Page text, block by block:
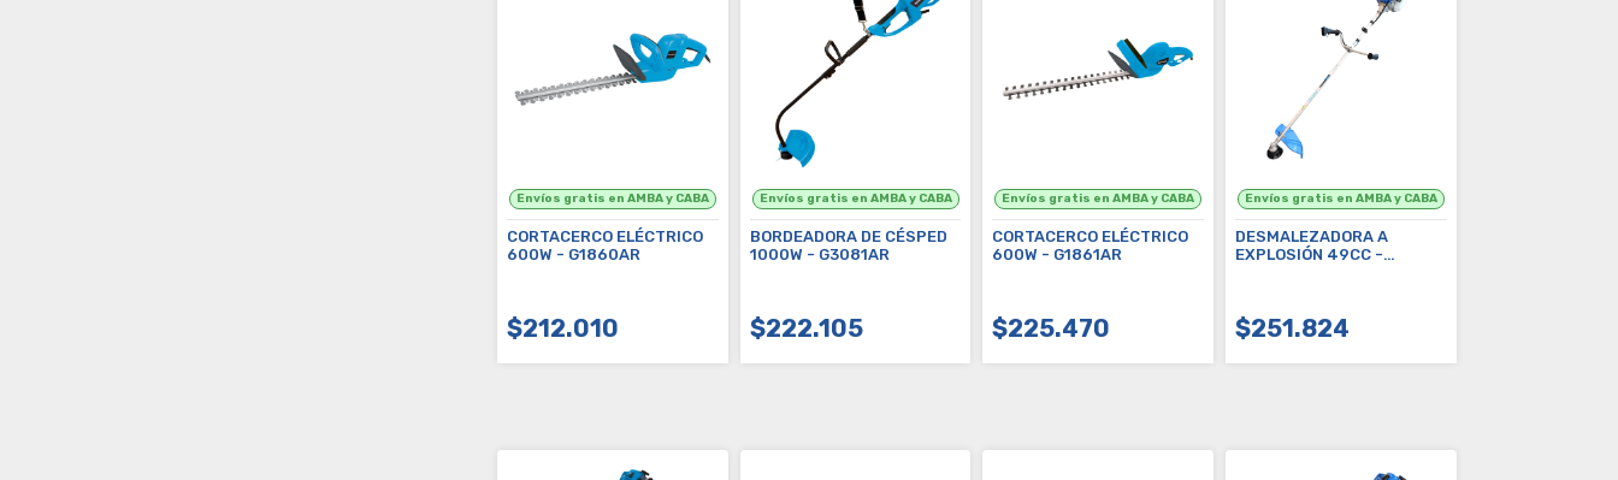
CORTACERCO ELÉCTRICO
600W - G1860AR
$212.010
COMPRAR
BORDEADORA DE CÉSPED
1000W - G3081AR
$222.105
COMPRAR
CORTACERCO ELÉCTRICO
600W - G1861AR
$225.470
COMPRAR
DESMALEZADORA A
EXPLOSIÓN 49CC -
$251.824
COMPRAR